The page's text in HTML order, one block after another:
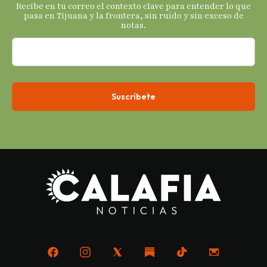
económicos.
Recibe en tu correo el contexto clave para entender lo que
pasa en Tijuana y la frontera, sin ruido y sin exceso de
notas.